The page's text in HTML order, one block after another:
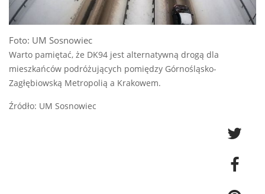
Foto: UM Sosnowiec
Warto pamiętać, że DK94 jest alternatywną drogą dla
mieszkańców podróżujących pomiędzy Górnośląsko-
Zagłębiowską Metropolią a Krakowem.
Źródło: UM Sosnowiec